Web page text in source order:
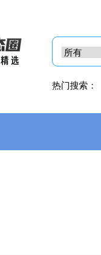
热门搜索：